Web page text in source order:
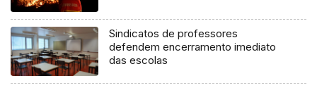
Sindicatos de professores
defendem encerramento imediato
das escolas